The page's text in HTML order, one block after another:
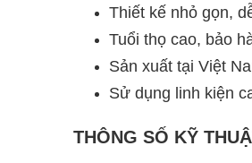
Thiết kế nhỏ gọn,
Tuổi thọ cao, bảo
Sản xuất tại Việt
Sử dụng linh kiện
THÔNG SỐ KỸ